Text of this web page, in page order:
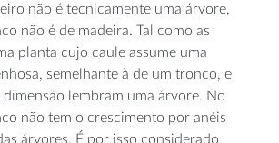
não é tecnicamente uma árvore,
não é de madeira. Tal como as
planta cujo caule assume uma
semelhante à de um tronco, e
lembram uma árvore. No
não tem o crescimento por anéis
árvores. É por isso considerado